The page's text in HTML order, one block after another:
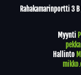
Rahakamarinportti 3 B
Myynti
Hallinto